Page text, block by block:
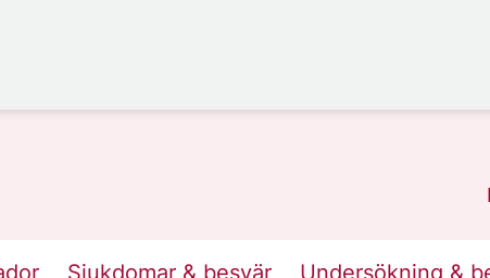
Sjukdomar & besvär Undersökning &